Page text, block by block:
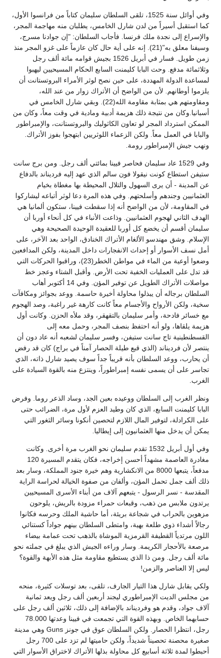
وفي أوائل سنة 1525، تلقى السلطان سليمان كتاباً من فرانسوا الأول،
كما استقبل أسيراً من لدن شارل الخامس، يطلبان منه مهاجمة المجر،
والإسراع إلى نجدة ملك فرنسا. فأجاب السلطان: "إن جوادنا مسرج،
وسيفنا معلق به"(21). إنه على أية حال كان عازماً على غزو المجر منذ
زمن طويل. فسار في أبريل 1526 بجيش قوامه مائة ألف رجل
وثلاثمائة مدفع. وحث البابا كليمنت السابع الحكام المسيحيين ليهبوا
لمساعدة الدولة المهددة، على حين نصح لوثر الأمراء البروتستانت أن
يلزموا أوطانهم. لأن من الواضح أن الأتراك زوار من عند الله،
ومقاومتهم هي بمثابة مقاومة الله(22). وبقي شارل الخامس في
أسبانيا.وكان من نتيجة ذلك هزيمة أدبية ومادية في وقت معاً، وكان من
الممكن استرداد المجر لو تعاون الكاثوليك والبروتستانت، والإمبراطور
والبابا في العمل معاً. ولكن الزعماء اللوثريين ابتهجوا بفوز الأتراك.
ونهب جيش الإمبراطور رومة.
وفي 1529 عاد سليمان فحاصر فيينا بمائتي ألف رجل. ومن برج سانت
ستيفن استطاع كونت نيقولا فون سالم الذي عهد إليه فرديناند بالدفاع
عن المدينة - أن يرى السهول والتلال المحيطة بها مغطاة بخيام
العثمانيين وجندهم وأسلحتهم. وفي هذه المرة دعا لوثر أتباعه ليشاركوا
في المقاومة، لأن من الواضح أنه إذا سقطت فيينا، ستكون ألمانيا هي
الهدف الثاني لهجوم العثمانيين. وذاعت الأنباء في كل أنحاء أوربا أن
سليمان أقسم أن يخضع كل أوربا للعقيدة الوحيدة الصحيحة وهي
الإسلام. وشق مهندسو الألغام الأتراك الخنادق، الواحد بعد الآخر، على
أمل نسف الأسوار أو إحداث الانفجارات داخل المدينة، ولكن المدافعين
وضعوا أوعية من الماء في مواطن الخطر(23)، وراقبوا الحركات التي
قد تدل على العمليات الخفية تحت الأرض. وأقبل الشتاء وعجز خط
مواصلات الأتراك الطويل عن توفير المؤن. وفي 14 أكتوبر أهاب
السلطان برجاله أن يبذلوا محاولة أخيرة حاسمة. ووعد بجوائز ومكافآت
سخية، ولكن الأرواح والأجسام معاً كانت كارهة غير راغبة، وصد الهجوم
مع خسائر فادحة، وأمر سليمان بالتقهقر، وقد ملأه الحزن. وكانت أول
هزيمة يلقاها، ولو أنه احتفظ بنصف المجر، وحمل معه إلى
القسطنطينية تاج سانت ستيفن، وفسر سليمان لشعبه أنه عاد دون أن
ينتصر لأن فرديناند (الذي قبع طيلة الحصار آمناً في براج) كان قد رفض
أن يحارب، ووعد السلطان بأنه قريباً جداً سوف يصيد شارل ذاته، الذي
تجاسر على أن يسمى نفسه إمبراطوراً، وينتزع منه بالقوة السيادة على
الغرب.
ونظر الغرب إلى السلطان ووعيده بعين الجد، وساد الذعر روما. وفرض
البابا كليمنت السابع، الذي كان وطيد العزم لأول مرة، الضرائب حتى
على الكرادلة، لتوفير المال اللازم لتحصين أنكونا وسائر الثغور التي
يمكن أن يدخل منها العثمانيون إلى إيطاليا.
وفي أول أبريل 1532 تقدم سليمان نحو الغرب مرة أخرى. وكانت
مغادرة العاصمة مشهداً أحسن إخراجه، فكان يتقدم المسيرة 120
مدفعاً، يتبعها 8000 من الانكشارية وهم خيرة جنود المملكة، وسار بعد
ذلك ألف جمل تحمل المؤن، وألفان من صفوة الخيالة لحراسة الراية
المقدسة - نسر الرسول - يتبعهم آلاف من أبناء الأسرى المسيحيين
يرتدون ملابس من ذهب، وقبعات حمراء مزودة بالريش، يلوحون
مزهوين بالحراب في شجاعة بريئة، أما حاشية الملك وحرسه فكانوا
رجالاً أشداء ذوي طلعة بهية، وامتطى السلطان بينهم جواداً كستنائي
اللون مرتدياً القطيفة القرمزية الموشاة بالذهب تحت عمامة بيضاء
مرصعة بالأحجار الكريمة. وسار وراءه الجيش الذي يبلغ في جملته نحو
مائة ألف رجل. ومن ذا الذي يستطيع مقاومة مثل هذه الأبهة والقوة؟
ليس إلا العناصر والزمن!
ولكي يقابل شارل هذا التيار الجارف، تلقى، بعد توسلات كثيرة، منحه
من مجلس الديت الإمبراطوري ليجند أربعين ألف رجل ويعد ثمانية
آلاف جواد، وقدم هو وفرديناند بالإضافة إلى ذلك، ثلاثين ألف رجل على
حسابهما الخاص. وبهذه القوة التي تجمعت في فيينا وعدتها 78.000
رجل، انتظرا الحصار. ولكن السلطان عوق في جونز Guns وهي مدينة
صغيرة محصنة تحصيناً شديداً، ولكن حاميتها لم تزد على 700 رجل
أحبطوا لمدة ثلاثة أسابيع كل محاولة بذلها الأتراك لاختراق الأسوار التي